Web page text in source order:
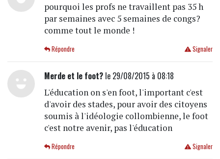
pourquoi les profs ne travaillent pas 35 h
par semaines avec 5 semaines de congs?
comme tout le monde !
Signaler
Répondre
Merde et le foot?le 29/08/2015 à 08:18
L'éducation on s'en foot, l'important c'est
d'avoir des stades, pour avoir des citoyens
soumis à l'idéologie collombienne, le foot
c'est notre avenir, pas l'éducation
Signaler
Répondre